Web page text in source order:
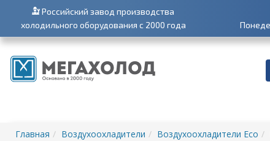
Российский завод производства
холодильного оборудования с 2000 года
Главная Воздухоохладители Воздухоохладители Eco